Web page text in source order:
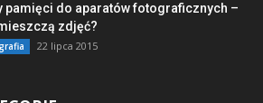
pamięci do aparatów fotograficznych –
zdjęć?
22 lipca 2015